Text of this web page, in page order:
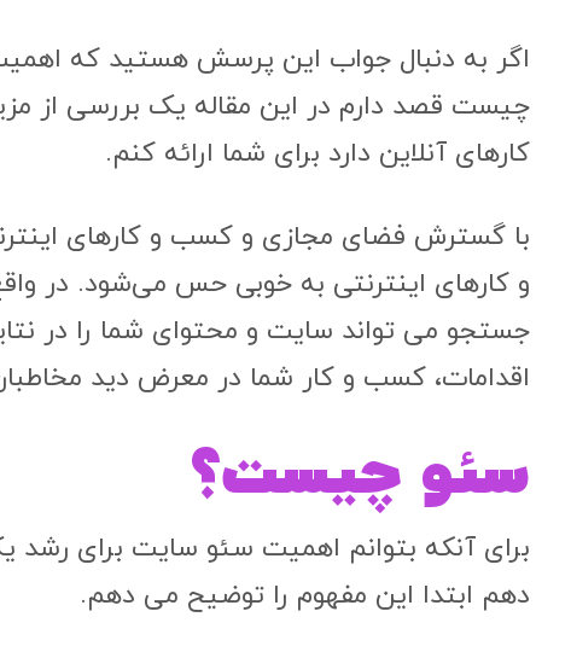
اگر به دنبال جواب این پرسش هستید که
چیست قصد دارم در این مقاله یک بررسی از
کارهای آنلاین دارد برای شما ارائه کنم.
با گسترش فضای مجازی و کسب و کارهای
و کارهای اینترنتی به خوبی حس می‌شود. در
جستجو می تواند سایت و محتوای شما را در
اقدامات، کسب و کار شما در معرض دید
سئو چیست؟
برای آنکه بتوانم اهمیت سئو سایت برای رشد
دهم ابتدا این مفهوم را توضیح می دهم.